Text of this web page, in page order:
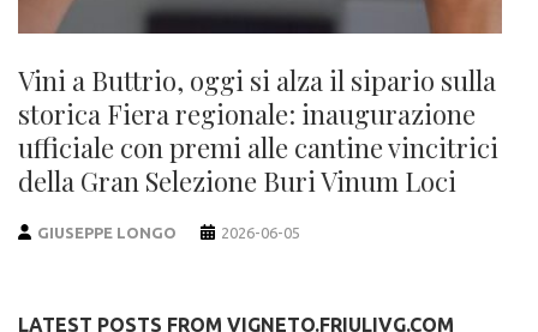
Vini a Buttrio, oggi si alza il sipario sulla
storica Fiera regionale: inaugurazione
ufficiale con premi alle cantine vincitrici
della Gran Selezione Buri Vinum Loci
GIUSEPPE LONGO 2026-06-05
LATEST POSTS FROM VIGNETO.FRIULIVG.COM